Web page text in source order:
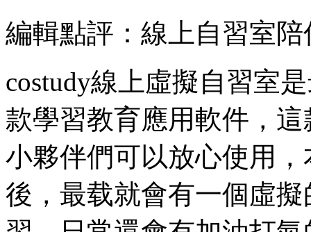
編輯點評：線上自習室
costudy線上虛擬自習室
款學習教育應用軟件，這
小夥伴們可以放心使用，
後，最载就會有一個虛